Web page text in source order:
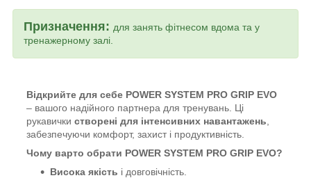
Призначення: для занять фітнесом вдома та у
тренажерному залі.
Відкрийте для себе POWER SYSTEM PRO GRIP EVO
– вашого надійного партнера для тренувань. Ці
рукавички створені для інтенсивних навантажень
забезпечуючи комфорт, захист і продуктивність.
Чому варто обрати POWER SYSTEM PRO GRIP EVO?
Висока якість і довговічність.